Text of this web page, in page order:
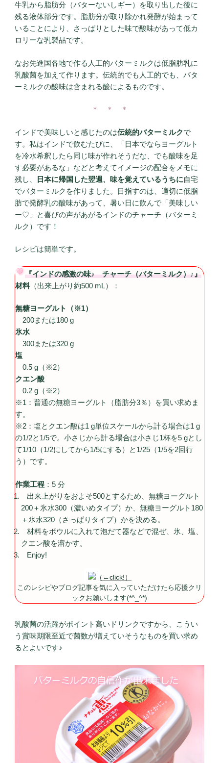
牛乳から脂肪分（バターないしギー）を取り出した後に
残る液体部分です。脂肪分が取り除かれ発酵が始まって
いることにより、さっぱりとした味で酸味があって低カ
ロリーな乳製品です。
なお先進国各地で作る人工的バターミルクは低脂肪乳に
乳酸菌を加えて作ります。伝統的でも人工的でも、バタ
ーミルクの酸味は含まれる酸によるものです。
＊ ＊ ＊
インドで美味しいと感じたのは伝統的バターミルクで
す。私はインドで飲むたびに、「日本でならヨーグルト
を冷水希釈したら同じ味が作れそうだな、でも酸味を足
す必要があるな」などと考えてイメージの配合をメモに
残し、
日本に帰国した翌週、味を覚えているうちに自宅
でバターミルクを作りました。目指すのは、適切に低脂
肪で発酵乳の酸味があって、暑い日に飲んで「美味しい
ー♡」と喜びの声があがるインドのチャーチ（バターミ
ルク）です！
レシピは簡単です。
『インドの感激の味♪ チャーチ（バターミルク）♪』
材料（出来上がり約500 mL）：
無糖ヨーグルト（※1）
200または180 g
氷水
300または320 g
塩
0.5 g（※2）
クエン酸
0.2 g（※2）
※1：普通の無糖ヨーグルト（脂肪分3％）を買い求めま
す。
※2：塩とクエン酸は1 g単位スケールから計る場合は1 g
の1/2と1/5で。小さじから計る場合は小さじ1杯を5 gとし
て1/10（1/2にしてから1/5にする）と1/25（1/5を2回行
う）です。
作業工程 ：5 分
出来上がりをおよそ500とするため、無糖ヨーグルト
200＋氷水300（濃いめタイプ）か、無糖ヨーグルト180
＋氷水320（さっぱりタイプ）かを決める。
材料をボウルに入れて泡だて器などで混ぜ、氷、塩、
クエン酸を溶かす。
Enjoy!
（←click!）
このレシピやブログ記事を気に入っていただけたら応援クリ
ックお願いします(*^_^*)
乳酸菌の活躍がポイント高いドリンクですから、こうい
う賞味期限至近で菌数が増えていそうなものを買い求め
るとよいです♪